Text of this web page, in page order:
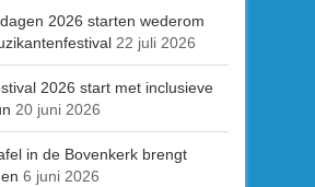
2026 starten wederom
22 juli 2026
2026 start met inclusieve
20 juni 2026
in de Bovenkerk brengt
6 juni 2026